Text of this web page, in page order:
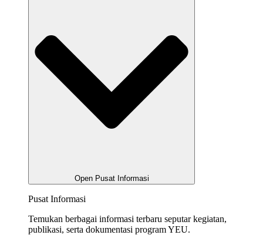
Open Pusat Informasi
Pusat Informasi
Temukan berbagai informasi terbaru seputar kegiatan,
publikasi, serta dokumentasi program YEU.